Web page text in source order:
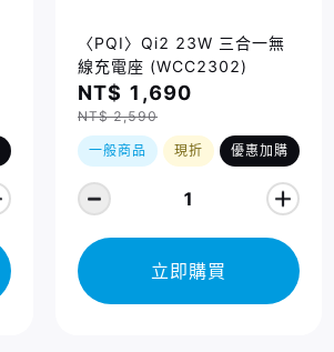
〈PQI〉Qi2 23W 三合一無
線充電座 (WCC2302)
NT$ 1,690
NT$ 2,590
一般商品 現折 優惠加購
1
立即購買